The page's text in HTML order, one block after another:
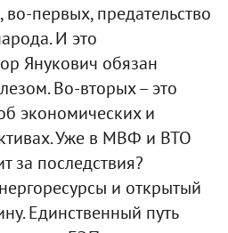
во-первых, предательство
И это
Янукович обязан
Во-вторых – это
экономических и
Уже в МВФ и ВТО
за последствия?
и открытый
Единственный путь